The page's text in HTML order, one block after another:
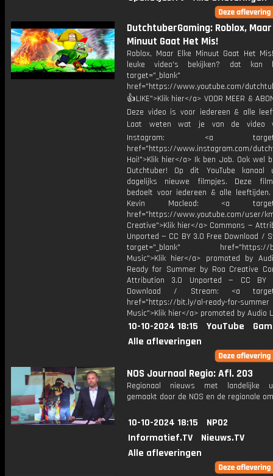
DutchtuberGaming: Roblox,
Minuut Gaat Het Mis!
Roblox, Maar Elke Minuut Gaat Het
leuke video's bekijken? dat kan
target="_blank"
href="https://www.youtube.com/
👍LIKE">Klik hier</a> VOOR MEER &
Deze video is voor iedereen & alle
Laat weten wat je van de video
Instagram: <a
href="https://www.instagram.com/
Hoi!">Klik hier</a> Ik ben Job. Ook wel
Dutchtuber! Op dit YouTube kanaal
dagelijks nieuwe filmpjes. Deze
bedoelt voor iedereen & alle
Kevin Macleod: <a
href="https://www.youtube.com/user/
Creative">Klik hier</a> Commons —
Unported — CC BY 3.0 Free Download /
target="_blank" href="https://
Music">Klik hier</a> promoted by
Ready for Summer by Roa Creative
Attribution 3.0 Unported — CC BY
Download / Stream: <a
href="https://bit.ly/al-ready-for-summer
Music">Klik hier</a> promoted by Audio
10-10-2024 18:15 YouTube
Alle afleveringen
NOS Journaal Regio: Afl. 203
Regionaal nieuws met landelijke
gemaakt door de NOS en de regionale
10-10-2024 18:15
NPO2
Informatief.TV
Nieuws.TV
Alle afleveringen